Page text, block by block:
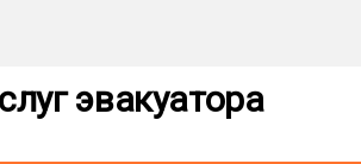
эвакуатора